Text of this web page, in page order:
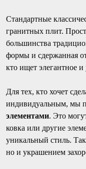
Стандартные
гранитных плит.
большинства
формы и сдержанная
кто ищет элегантное
Для тех, кто хочет
индивидуальным, мы
элементами. Это
ковка или другие
уникальный стиль.
но и украшением